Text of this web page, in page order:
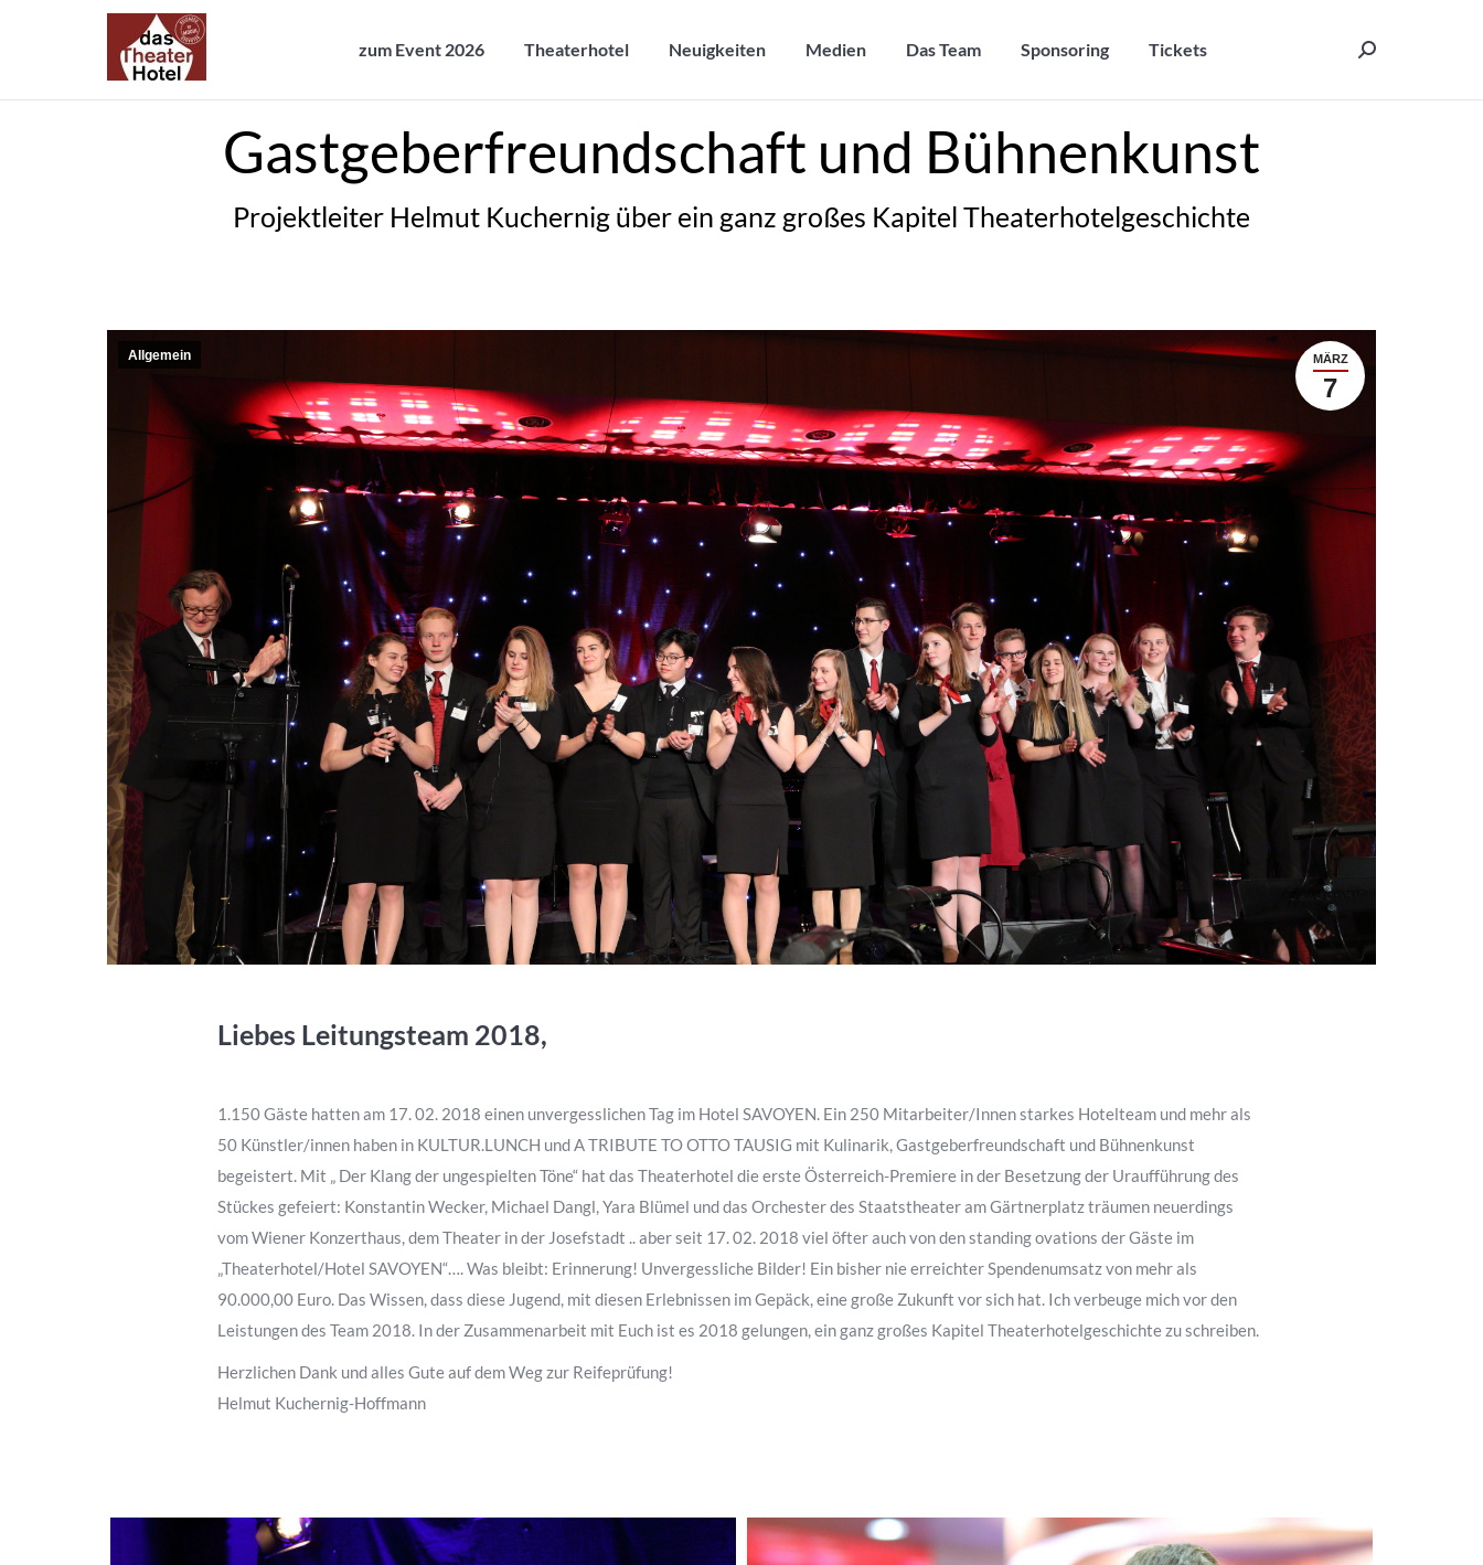
zum Event 2026 Theaterhotel Neuigkeiten Medien Das Team Sponsoring Tickets Search:
Gastgeberfreundschaft und Bühnenkunst
Projektleiter Helmut Kuchernig über ein ganz großes Kapitel Theaterhotelgeschichte
MÄRZ
7
Allgemein
Liebes Leitungsteam 2018,
1.150 Gäste hatten am 17. 02. 2018 einen unvergesslichen Tag im Hotel SAVOYEN. Ein 250 Mitarbeiter/Innen starkes Hotelteam und mehr als
50 Künstler/innen haben in KULTUR.LUNCH und A TRIBUTE TO OTTO TAUSIG mit Kulinarik, Gastgeberfreundschaft und Bühnenkunst
begeistert. Mit „ Der Klang der ungespielten Töne“ hat das Theaterhotel die erste Österreich-Premiere in der Besetzung der Uraufführung des
Stückes gefeiert: Konstantin Wecker, Michael Dangl, Yara Blümel und das Orchester des Staatstheater am Gärtnerplatz träumen neuerdings
vom Wiener Konzerthaus, dem Theater in der Josefstadt .. aber seit 17. 02. 2018 viel öfter auch von den standing ovations der Gäste im
„Theaterhotel/Hotel SAVOYEN“…. Was bleibt: Erinnerung! Unvergessliche Bilder! Ein bisher nie erreichter Spendenumsatz von mehr als
90.000,00 Euro. Das Wissen, dass diese Jugend, mit diesen Erlebnissen im Gepäck, eine große Zukunft vor sich hat. Ich verbeuge mich vor den
Leistungen des Team 2018. In der Zusammenarbeit mit Euch ist es 2018 gelungen, ein ganz großes Kapitel Theaterhotelgeschichte zu schreiben.
Herzlichen Dank und alles Gute auf dem Weg zur Reifeprüfung!
Helmut Kuchernig-Hoffmann
zum Event 2026 Theaterhotel Neuigkeiten Medien Das Team Sponsoring Tickets Search: